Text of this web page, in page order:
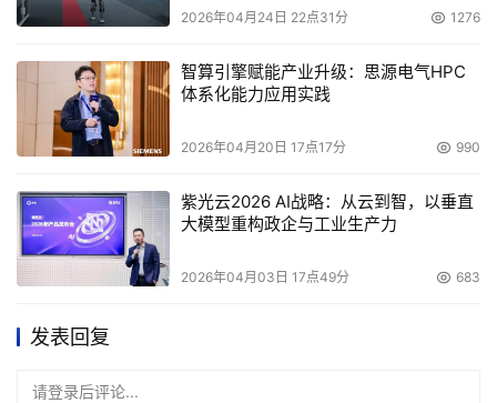
及利用ICT降低环境负荷两个方面，努力为降低客户及社会
环境负荷做贡献。该计划开始于2007年12月。
注3 IPCC：
Intergovernmental Panel on Climate Change(政府间气
候变化专业委员会)
2026年04月24日 22点31分 1276
智算引擎赋能产业升级：思源电气HPC
体系化能力应用实践
2026年04月20日 17点17分 990
紫光云2026 AI战略：从云到智，以垂直
大模型重构政企与工业生产力
2026年04月03日 17点49分 683
发表回复
请登录后评论...